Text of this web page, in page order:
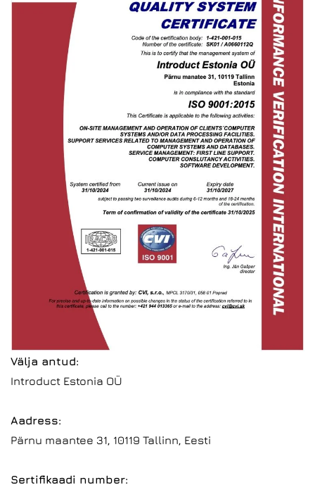
Välja antud:
Introduct Estonia OÜ
Aadress:
Pärnu maantee 31, 10119 Tallinn, Eesti
Sertifikaadi number: